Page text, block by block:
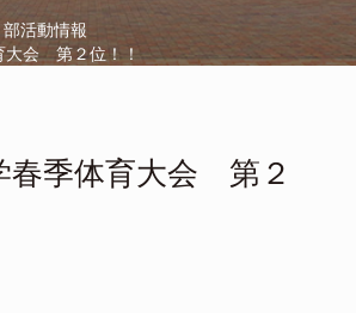
部活動情報
会 第２位！！
季体育大会 第２